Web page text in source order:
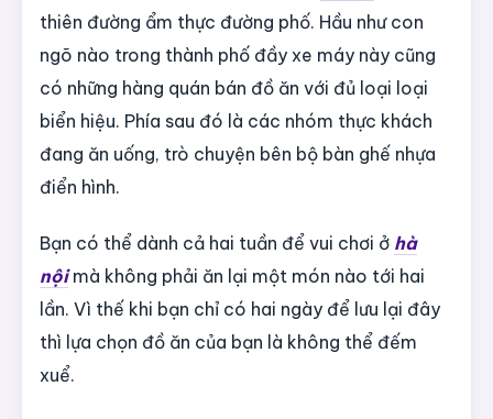
thiên đường ẩm thực đường phố. Hầu như con
ngõ nào trong thành phố đầy xe máy này cũng
có những hàng quán bán đồ ăn với đủ loại loại
biển hiệu. Phía sau đó là các nhóm thực khách
đang ăn uống, trò chuyện bên bộ bàn ghế nhựa
điển hình.
Bạn có thể dành cả hai tuần để vui chơi ở hà
nội mà không phải ăn lại một món nào tới hai
lần. Vì thế khi bạn chỉ có hai ngày để lưu lại đây
thì lựa chọn đồ ăn của bạn là không thể đếm
xuể.